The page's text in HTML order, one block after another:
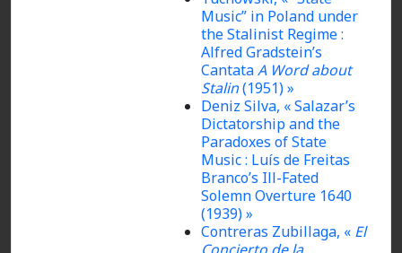
Music” in Poland under
the Stalinist Regime :
Alfred Gradstein’s
CantataA Word about
Stalin(1951) »
Deniz Silva, « Salazar’s
Dictatorship and the
Paradoxes of State
Music : Luís de Freitas
Branco’s Ill-Fated
Solemn Overture 1640
(1939) »
Contreras Zubillaga, « El